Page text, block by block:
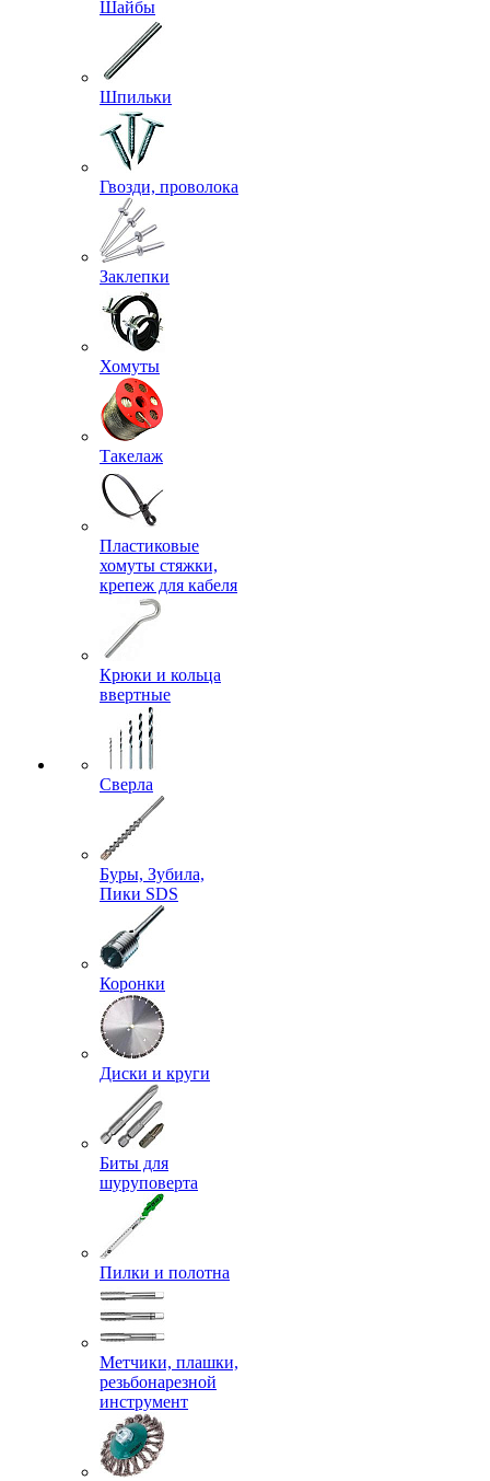
Шайбы
Шпильки
Гвозди, проволока
Заклепки
Хомуты
Такелаж
Пластиковые
хомуты стяжки,
крепеж для кабеля
Крюки и кольца
ввертные
Сверла
Буры, Зубила,
Пики SDS
Коронки
Диски и круги
Биты для
шуруповерта
Пилки и полотна
Метчики, плашки,
резьбонарезной
инструмент